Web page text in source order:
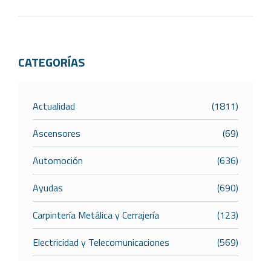
CATEGORÍAS
Actualidad
(1811)
Ascensores
(69)
Automoción
(636)
Ayudas
(690)
Carpintería Metálica y Cerrajería
(123)
Electricidad y Telecomunicaciones
(569)